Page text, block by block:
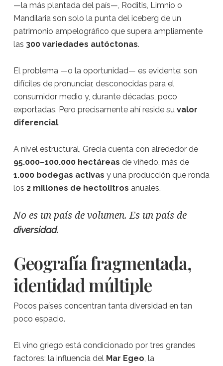
—la más plantada del país—, Roditis, Limnio o
Mandilaria son solo la punta del iceberg de un
patrimonio ampelográfico que supera ampliamente
las 300 variedades autóctonas.
El problema —o la oportunidad— es evidente: son
difíciles de pronunciar, desconocidas para el
consumidor medio y, durante décadas, poco
exportadas. Pero precisamente ahí reside su valor
diferencial.
A nivel estructural, Grecia cuenta con alrededor de
95.000–100.000 hectáreas de viñedo, más de
1.000 bodegas activas y una producción que ronda
los 2 millones de hectolitros anuales.
No es un país de volumen. Es un país de
diversidad.
Geografía fragmentada,
identidad múltiple
Pocos países concentran tanta diversidad en tan
poco espacio.
El vino griego está condicionado por tres grandes
factores: la influencia del Mar Egeo, la